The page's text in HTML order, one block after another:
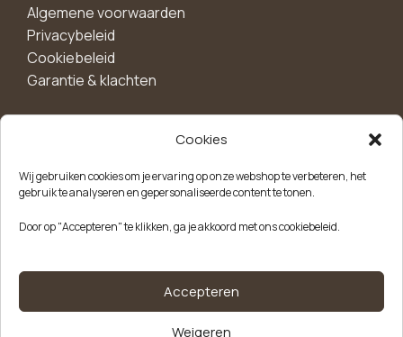
Cookies
Wij gebruiken cookies om je ervaring op onze webshop te verbeteren, het
gebruik te analyseren en gepersonaliseerde content te tonen.
Door op "Accepteren" te klikken, ga je akkoord met ons cookiebeleid.
Accepteren
Weigeren
Algemene voorwaarden
Privacybeleid
Cookiebeleid
Garantie & klachten
korting!
aanbiedingen, nieuwe producten en handige tips.
Kvk-nummer: 85504947Btw-nummer: NL863646165B01